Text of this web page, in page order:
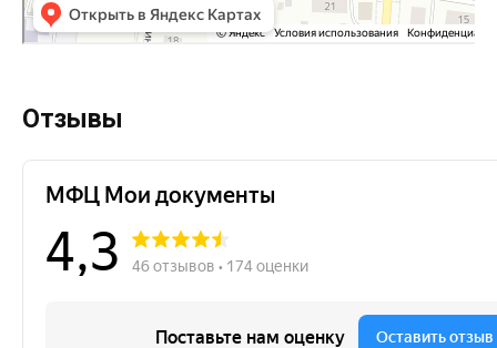
Отзывы